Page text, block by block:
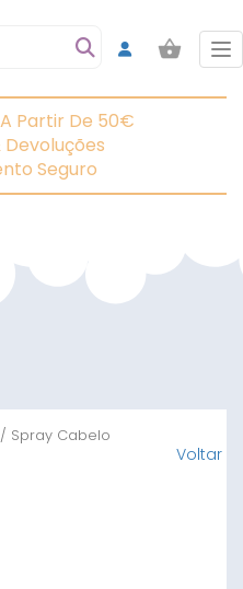
Partir De 50€
Seguro
/ Spray Cabelo
Voltar